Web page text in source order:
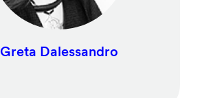
Greta Dalessandro